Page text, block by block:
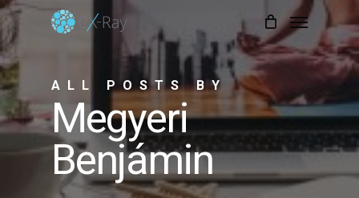
Skip
to
main
content
Menu
Close
Cart
ALL POSTS BY
Megyeri
Benjámin